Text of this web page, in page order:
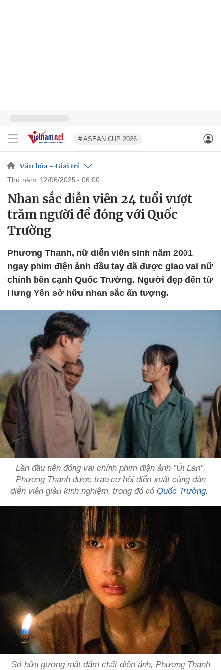
# ASEAN CUP 2026
Văn hóa - Giải trí
thứ năm, 12/06/2025 - 06:00
Nhan sắc diễn viên 24 tuổi vượt
trăm người để đóng với Quốc
Trường
Phương Thanh, nữ diễn viên sinh năm 2001
ngay phim điện ảnh đầu tay đã được giao vai nữ
chính bên cạnh Quốc Trường. Người đẹp đến từ
Hưng Yên sở hữu nhan sắc ấn tượng.
Lần đầu tiên đóng vai chính phim điện ảnh "Út Lan",
Phương Thanh được trao cơ hội diễn xuất cùng dàn
diễn viên giàu kinh nghiệm, trong đó có Quốc Trường.
Sở hữu gương mặt đậm chất điện ảnh, Phương Thanh